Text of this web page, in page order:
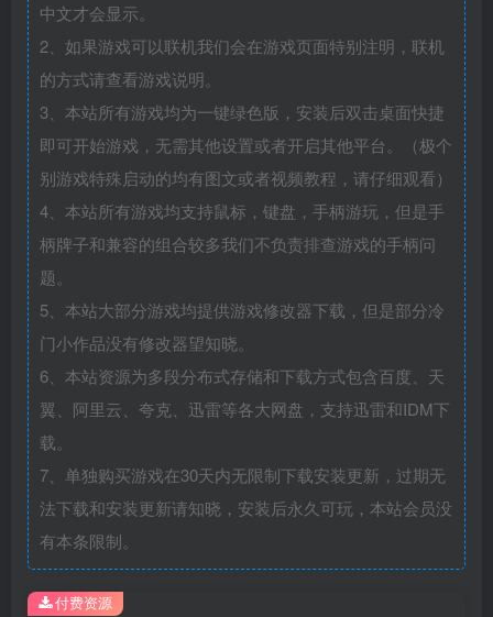
中文才会显示。
2、如果游戏可以联机我们会在游戏页面特别注明，联机
的方式请查看游戏说明。
3、本站所有游戏均为一键绿色版，安装后双击桌面快捷
即可开始游戏，无需其他设置或者开启其他平台。（极个
别游戏特殊启动的均有图文或者视频教程，请仔细观看）
4、本站所有游戏均支持鼠标，键盘，手柄游玩，但是手
柄牌子和兼容的组合较多我们不负责排查游戏的手柄问
题。
5、本站大部分游戏均提供游戏修改器下载，但是部分冷
门小作品没有修改器望知晓。
6、本站资源为多段分布式存储和下载方式包含百度、天
翼、阿里云、夸克、迅雷等各大网盘，支持迅雷和IDM下
载。
7、单独购买游戏在30天内无限制下载安装更新，过期无
法下载和安装更新请知晓，安装后永久可玩，本站会员没
有本条限制。
付费资源